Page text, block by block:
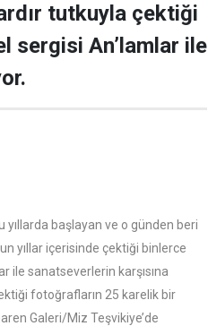
tutkuyla çektiği
sergisi An’lamlar ile
başlayan ve o günden beri
yıllar içerisinde çektiği binlerce
ile sanatseverlerin karşısına
fotoğrafların 25 karelik bir
Galeri/Miz Teşvikiye’de